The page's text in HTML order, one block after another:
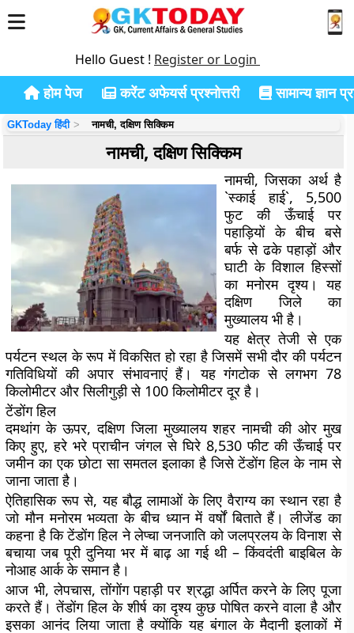
Hello Guest ! Register or Login
होम पेज करेंट अफेयर्स प्रश्नोत्तरी सामान्य ज्ञान
GKToday हिंदी नामची, दक्षिण सिक्किम
नामची, दक्षिण सिक्किम
नामची, जिसका अर्थ है
`स्काई हाई`, 5,500
फुट की ऊँचाई पर
पहाड़ियों के बीच बसे
बर्फ से ढके पहाड़ों और
घाटी के विशाल हिस्सों
का मनोरम दृश्य। यह
दक्षिण जिले का
मुख्यालय भी है।
यह क्षेत्र तेजी से एक
पर्यटन स्थल के रूप में विकसित हो रहा है जिसमें सभी दौर की पर्यटन
गतिविधियों की अपार संभावनाएं हैं। यह गंगटोक से लगभग 78
किलोमीटर और सिलीगुड़ी से 100 किलोमीटर दूर है।
टेंडोंग हिल
दमथांग के ऊपर, दक्षिण जिला मुख्यालय शहर नामची की ओर मुख
किए हुए, हरे भरे प्राचीन जंगल से घिरे 8,530 फीट की ऊँचाई पर
जमीन का एक छोटा सा समतल इलाका है जिसे टेंडोंग हिल के नाम से
जाना जाता है।
ऐतिहासिक रूप से, यह बौद्ध लामाओं के लिए वैराग्य का स्थान रहा है
जो मौन मनोरम भव्यता के बीच ध्यान में वर्षों बिताते हैं। लीजेंड का
कहना है कि टेंडोंग हिल ने लेप्चा जनजाति को जलप्रलय के विनाश से
बचाया जब पूरी दुनिया भर में बाढ़ आ गई थी – किंवदंती बाइबिल के
नोआह आर्क के समान है।
आज भी, लेपचास, तोंगोंग पहाड़ी पर श्रद्धा अर्पित करने के लिए पूजा
करते हैं। तेंडोंग हिल के शीर्ष का दृश्य कुछ पोषित करने वाला है और
इसका आनंद लिया जाता है क्योंकि यह बंगाल के मैदानी इलाकों में